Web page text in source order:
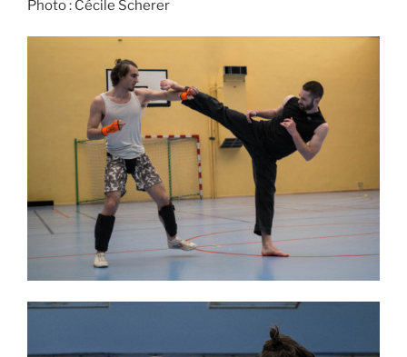
Photo : Cécile Scherer